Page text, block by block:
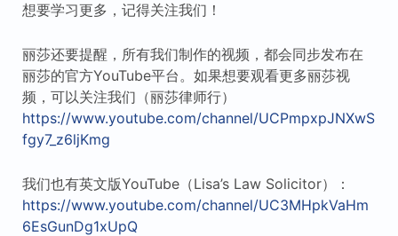
想要学习更多，记得关注我们！
丽莎还要提醒，所有我们制作的视频，都会同步发布在
丽莎的官方YouTube平台。如果想要观看更多丽莎视
频，可以关注我们（丽莎律师行）
https://www.youtube.com/channel/UCPmpxpJNXwS
fgy7_z6ljKmg
我们也有英文版YouTube（Lisa’s Law Solicitor）：
https://www.youtube.com/channel/UC3MHpkVaHm
6EsGunDg1xUpQ